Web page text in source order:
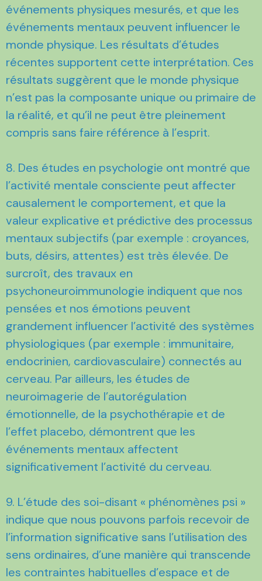
événements physiques mesurés, et que les
événements mentaux peuvent influencer le
monde physique. Les résultats d’études
récentes supportent cette interprétation. Ces
résultats suggèrent que le monde physique
n’est pas la composante unique ou primaire de
la réalité, et qu’il ne peut être pleinement
compris sans faire référence à l’esprit.
8. Des études en psychologie ont montré que
l’activité mentale consciente peut affecter
causalement le comportement, et que la
valeur explicative et prédictive des processus
mentaux subjectifs (par exemple : croyances,
buts, désirs, attentes) est très élevée. De
surcroît, des travaux en
psychoneuroimmunologie indiquent que nos
pensées et nos émotions peuvent
grandement influencer l’activité des systèmes
physiologiques (par exemple : immunitaire,
endocrinien, cardiovasculaire) connectés au
cerveau. Par ailleurs, les études de
neuroimagerie de l’autorégulation
émotionnelle, de la psychothérapie et de
l’effet placebo, démontrent que les
événements mentaux affectent
significativement l’activité du cerveau.
9. L’étude des soi-disant « phénomènes psi »
indique que nous pouvons parfois recevoir de
l’information significative sans l’utilisation des
sens ordinaires, d’une manière qui transcende
les contraintes habituelles d’espace et de